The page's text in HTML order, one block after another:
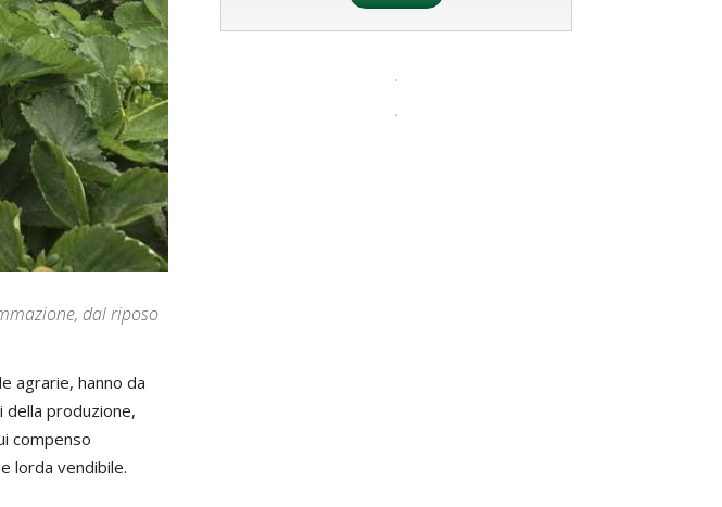
dal riposo
agrarie, hanno da
produzione,
compenso
lorda vendibile.